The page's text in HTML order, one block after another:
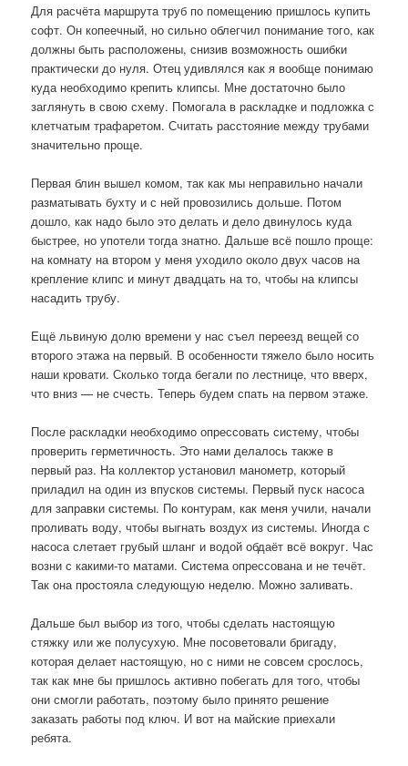
Для расчёта маршрута труб по помещению пришлось купить
софт. Он копеечный, но сильно облегчил понимание того, как
должны быть расположены, снизив возможность ошибки
практически до нуля. Отец удивлялся как я вообще понимаю
куда необходимо крепить клипсы. Мне достаточно было
заглянуть в свою схему. Помогала в раскладке и подложка с
клетчатым трафаретом. Считать расстояние между трубами
значительно проще.
Первая блин вышел комом, так как мы неправильно начали
разматывать бухту и с ней провозились дольше. Потом
дошло, как надо было это делать и дело двинулось куда
быстрее, но употели тогда знатно. Дальше всё пошло проще:
на комнату на втором у меня уходило около двух часов на
крепление клипс и минут двадцать на то, чтобы на клипсы
насадить трубу.
Ещё львиную долю времени у нас съел переезд вещей со
второго этажа на первый. В особенности тяжело было носить
наши кровати. Сколько тогда бегали по лестнице, что вверх,
что вниз — не счесть. Теперь будем спать на первом этаже.
После раскладки необходимо опрессовать систему, чтобы
проверить герметичность. Это нами делалось также в
первый раз. На коллектор установил манометр, который
приладил на один из впусков системы. Первый пуск насоса
для заправки системы. По контурам, как меня учили, начали
проливать воду, чтобы выгнать воздух из системы. Иногда с
насоса слетает грубый шланг и водой обдаёт всё вокруг. Час
возни с какими-то матами. Система опрессована и не течёт.
Так она простояла следующую неделю. Можно заливать.
Дальше был выбор из того, чтобы сделать настоящую
стяжку или же полусухую. Мне посоветовали бригаду,
которая делает настоящую, но с ними не совсем срослось,
так как мне бы пришлось активно побегать для того, чтобы
они смогли работать, поэтому было принято решение
заказать работы под ключ. И вот на майские приехали
ребята.